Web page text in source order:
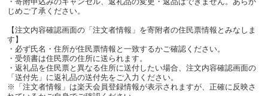
じめご了承ください。
【注文内容確認画面の「注文者情報」を寄附者の住民票情報とみなしま
す】
・必ず氏名・住所が住民票情報と一致するかご確認ください。
・受領書は住民票の住所に送られます。
・返礼品を住民票と異なる住所に送付したい場合、注文内容確認画面の
「送付先」に返礼品の送付先をご入力ください。
※「注文者情報」は楽天会員登録情報が表示されますが、正確に反映さ